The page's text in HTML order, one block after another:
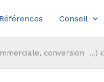
Références Conseil
conversion ...)